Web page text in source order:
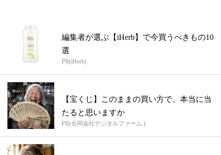
編集者が選ぶ【iHerb】で今買うべきもの10
選
PR(iHerb)
【宝くじ】このままの買い方で、本当に当
たると思いますか
PR(合同会社デジタルファーム )